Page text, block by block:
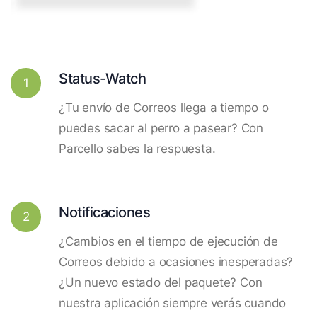
1 Status-Watch
¿Tu envío de Correos llega a tiempo o
puedes sacar al perro a pasear? Con
Parcello sabes la respuesta.
2 Notificaciones
¿Cambios en el tiempo de ejecución de
Correos debido a ocasiones inesperadas?
¿Un nuevo estado del paquete? Con
nuestra aplicación siempre verás cuando